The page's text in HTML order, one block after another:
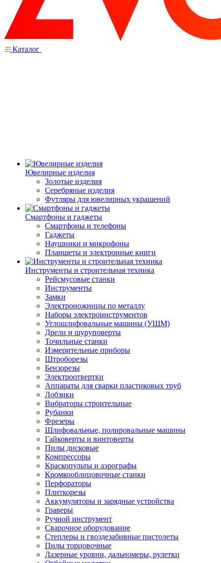
Каталог
Ювелирные изделия
Золотые изделия
Серебряные изделия
Футляры для ювелирных украшений
Смартфоны и гаджеты
Смартфоны и телефоны
Гаджеты
Наушники и микрофоны
Планшеты и электронные книги
Инструменты и строительная техника
Рейсмусовые станки
Инструменты
Замки
Электроножницы по металлу
Наборы электроинструментов
Углошлифовальные машины (УШМ)
Дрели и шуруповерты
Точильные станки
Измерительные приборы
Штроборезы
Бензорезы
Электроотвертки
Аппараты для сварки пластиковых труб
Лобзики
Вибраторы строительные
Рубанки
Фрезеры
Шлифовальные, полировальные машины
Гайковерты и винтоверты
Пилы дисковые
Компрессоры
Краскопульты и аэрографы
Кромкооблицовочные станки
Перфораторы
Плиткорезы
Аккумуляторы и зарядные устройства
Граверы
Ручной инструмент
Сварочное оборудование
Степлеры и гвоздезабивные пистолеты
Пилы торцовочные
Лазерные уровни, дальномеры, рулетки